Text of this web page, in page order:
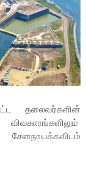
தலைவர்களின்